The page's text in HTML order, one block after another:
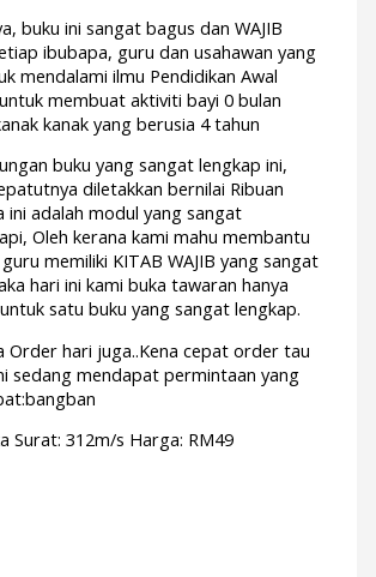
buku ini sangat bagus dan WAJIB
ibubapa, guru dan usahawan yang
mendalami ilmu Pendidikan Awal
membuat aktiviti bayi 0 bulan
kanak yang berusia 4 tahun
buku yang sangat lengkap ini,
diletakkan bernilai Ribuan
ini adalah modul yang sangat
Oleh kerana kami mahu membantu
memiliki KITAB WAJIB yang sangat
hari ini kami buka tawaran hanya
satu buku yang sangat lengkap.
Order hari juga..Kena cepat order tau
sedang mendapat permintaan yang
Surat: 312m/s Harga: RM49